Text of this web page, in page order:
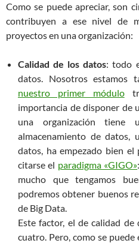
Como se puede apreciar, son
contribuyen a ese nivel de
proyectos en una organización:
Calidad de los datos: todo
datos. Nosotros estamos
nuestro primer módulo
importancia de disponer de
una organización
almacenamiento de datos,
datos, ha empezado bien
citarse el paradigma «GIGO»
mucho que tengamos
podremos obtener buenos
de Big Data.
Este factor, el de calidad
cuatro. Pero, como se